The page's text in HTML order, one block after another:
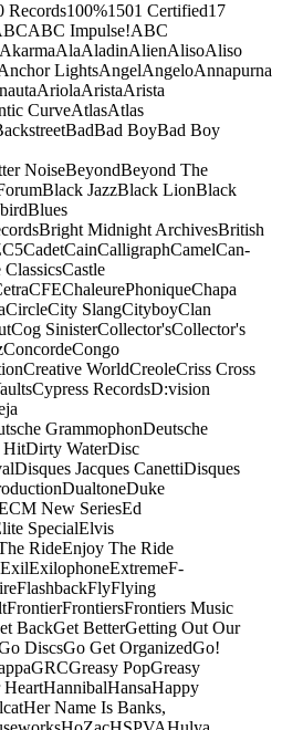
Records100%1501 Certified17
ABC Impulse!ABC
AkarmaAlaAladinAlienAlisoAliso
LightsAngelAngeloAnnapurna
AriolaAristaArista
CurveAtlasAtlas
BadBad BoyBad Boy
NoiseBeyondBeyond The
Black JazzBlack LionBlack
Blues
Bright Midnight ArchivesBritish
C5CadetCainCalligraphCamelCan-
ClassicsCastle
CFEChaleurePhoniqueChapa
CircleCity SlangCityboyClan
Cog SinisterCollector'sCollector's
ConcordeCongo
Creative WorldCreoleCriss Cross
Cypress RecordsD:vision
GrammophonDeutsche
HitDirty WaterDisc
Disques Jacques CanettiDisques
DualtoneDuke
New SeriesEd
SpecialElvis
RideEnjoy The Ride
ExilExilophoneExtremeF-
FlashbackFlyFlying
FrontierFrontiersFrontiers Music
BackGet BetterGetting Out Our
DiscsGo Get OrganizedGo!
GRCGreasy PopGreasy
HeartHannibalHansaHappy
Her Name Is Banks,